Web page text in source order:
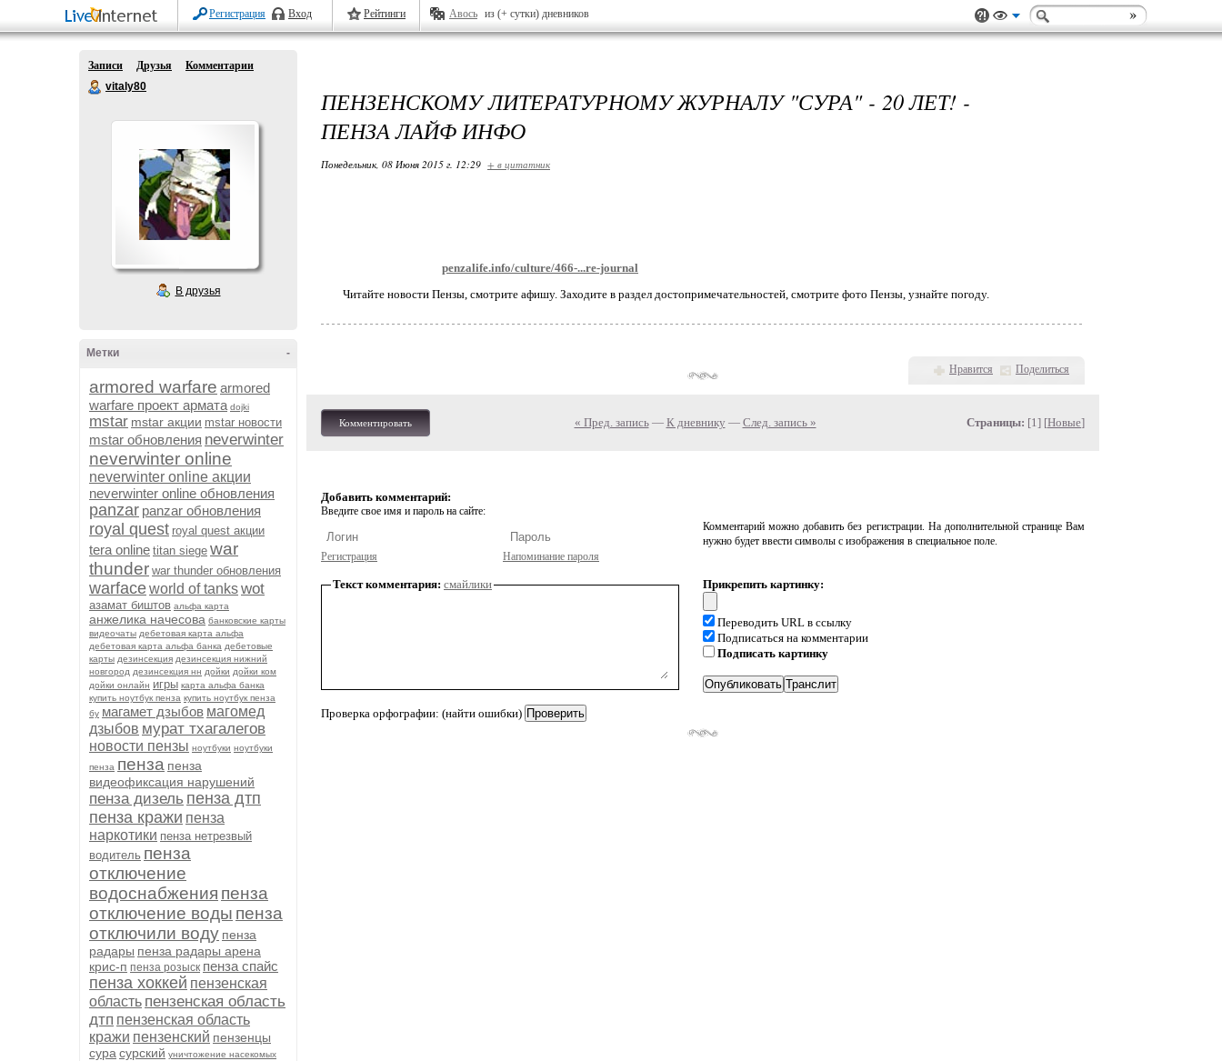
Регистрация Вход Рейтинги Авось из (+ сутки) дневников
Записи Друзья
Комментарии
vitaly80
В друзья
-
Метки
armored warfare armored
warfare проект армата dojki
mstar mstar акции mstar новости
mstar обновления neverwinter
neverwinter online
neverwinter online акции
neverwinter online обновления
panzar panzar обновления
royal quest royal quest акции
tera online titan siege war
thunder war thunder обновления
warfaceworld of tankswot
азамат биштов альфа карта
анжелика начесова банковские карты
видеочаты дебетовая карта альфа
дебетовая карта альфа банка дебетовые
карты дезинсекция дезинсекция нижний
новгород дезинсекция нн дойки дойки ком
дойки онлайн игры карта альфа банка
купить ноутбук пенза купить ноутбук пенза
бу магамет дзыбов магомед
дзыбов мурат тхагалегов
новости пензы ноутбуки ноутбуки
пенза пенза пенза
видеофиксация нарушений
пенза дизель пенза дтп
пенза кражи пенза
наркотики пенза нетрезвый
водитель пенза
отключение
водоснабжения пенза
отключение воды пенза
отключили воду пенза
радары пенза радары арена
крис-п пенза розыск пенза спайс
пенза хоккей пензенская
область пензенская область
дтп пензенская область
кражи пензенский пензенцы
сура сурский уничтожение насекомых
ПЕНЗЕНСКОМУ ЛИТЕРАТУРНОМУ ЖУРНАЛУ "СУРА" - 20 ЛЕТ! -
ПЕНЗА ЛАЙФ ИНФО
Понедельник, 08 Июня 2015 г. 12:29 + в цитатник
penzalife.info/culture/466-...re-journal
Читайте новости Пензы, смотрите афишу. Заходите в раздел достопримечательностей, смотрите фото Пензы, узнайте погоду.
Нравится Поделиться
Комментировать « Пред. запись— К дневнику — След. запись » Страницы: [1] [Новые]
Добавить комментарий:
Введите свое имя и пароль на сайте:
Регистрация Напоминание пароля
Комментарий можно добавить без регистрации. На дополнительной странице Вам
нужно будет ввести символы с изображения в специальное поле.
Текст комментария: смайлики
Проверка орфографии: (найти ошибки)
Прикрепить картинку:
Переводить URL в ссылку
Подписаться на комментарии
Подписать картинку